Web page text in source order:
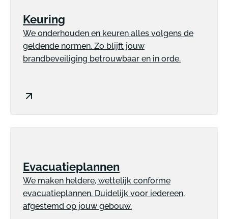
Keuring
We onderhouden en keuren alles volgens de
geldende normen. Zo blijft jouw
brandbeveiliging betrouwbaar en in orde.
Evacuatieplannen
We maken heldere, wettelijk conforme
evacuatieplannen. Duidelijk voor iedereen,
afgestemd op jouw gebouw.